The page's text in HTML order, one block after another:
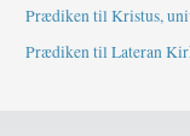
Prædiken til Kristus,
Prædiken til Lateran